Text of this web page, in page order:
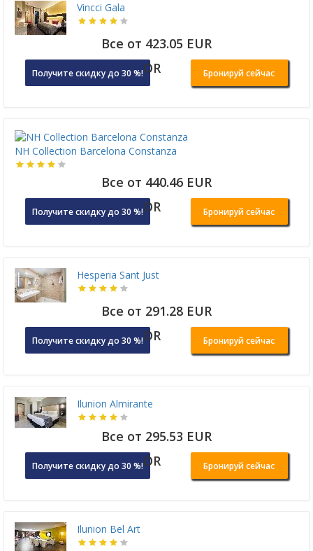
Vincci Gala
Все от 423.05 EUR
Получите скидку до 30 %!OR Бронируй сейчас
NH Collection Barcelona Constanza
Все от 440.46 EUR
Получите скидку до 30 %!OR Бронируй сейчас
Hesperia Sant Just
Все от 291.28 EUR
Получите скидку до 30 %!OR Бронируй сейчас
Ilunion Almirante
Все от 295.53 EUR
Получите скидку до 30 %!OR Бронируй сейчас
Ilunion Bel Art